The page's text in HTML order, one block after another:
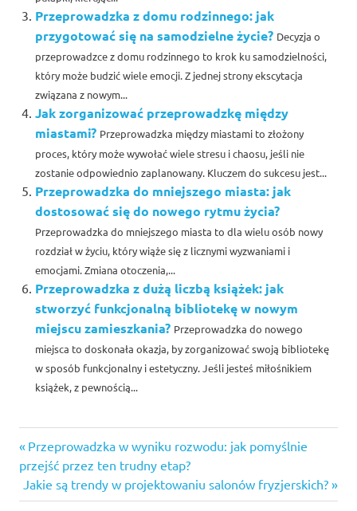
Przeprowadzka z domu rodzinnego: jak
przygotować się na samodzielne życie? Decyzja o
przeprowadzce z domu rodzinnego to krok ku samodzielności,
który może budzić wiele emocji. Z jednej strony ekscytacja
związana z nowym...
Jak zorganizować przeprowadzkę między
miastami? Przeprowadzka między miastami to złożony
proces, który może wywołać wiele stresu i chaosu, jeśli nie
zostanie odpowiednio zaplanowany. Kluczem do sukcesu jest...
Przeprowadzka do mniejszego miasta: jak
dostosować się do nowego rytmu życia?
Przeprowadzka do mniejszego miasta to dla wielu osób nowy
rozdział w życiu, który wiąże się z licznymi wyzwaniami i
emocjami. Zmiana otoczenia,...
Przeprowadzka z dużą liczbą książek: jak
stworzyć funkcjonalną bibliotekę w nowym
miejscu zamieszkania? Przeprowadzka do nowego
miejsca to doskonała okazja, by zorganizować swoją bibliotekę
w sposób funkcjonalny i estetyczny. Jeśli jesteś miłośnikiem
książek, z pewnością...
Nawigacja
wpisu
Previous
Post:
Przeprowadzka w wyniku rozwodu: jak pomyślnie
przejść przez ten trudny etap?
Next
Post:
Jakie są trendy w projektowaniu salonów fryzjerskich?